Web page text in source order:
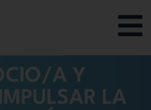
A Y
LA